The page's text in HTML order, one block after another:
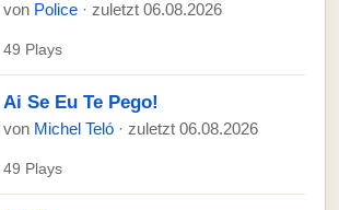
von Police · zuletzt 06.08.2026
49 Plays
Ai Se Eu Te Pego!
von Michel Teló · zuletzt 06.08.2026
49 Plays